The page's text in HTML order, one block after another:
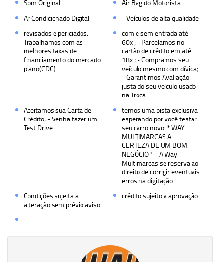
Som Original
Air Bag do Motorista
Ar Condicionado Digital
- Veículos de alta qualidade
revisados e periciados: -
Trabalhamos com as
melhores taxas de
financiamento do mercado
plano(CDC)
com e sem entrada até
60x ; - Parcelamos no
cartão de crédito em até
18x ; - Compramos seu
veículo mesmo com dívida;
- Garantimos Avaliação
justa do seu veículo usado
na Troca
Aceitamos sua Carta de
Crédito; - Venha fazer um
Test Drive
temos uma pista exclusiva
esperando por você testar
seu carro novo: * WAY
MULTIMARCAS A
CERTEZA DE UM BOM
NEGÓCIO * - A Way
Multimarcas se reserva ao
direito de corrigir eventuais
erros na digitação
Condições sujeita a
alteração sem prévio aviso
crédito sujeito a aprovação.